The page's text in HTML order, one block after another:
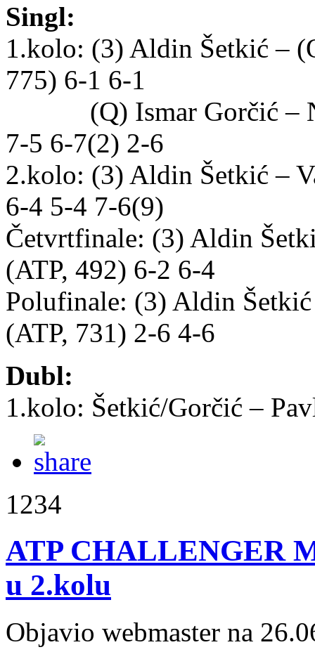
Singl:
1.kolo: (3) Aldin Šetkić –
775) 6-1 6-1
(Q) Ismar Gorčić –
7-5 6-7(2) 2-6
2.kolo: (3) Aldin Šetkić –
6-4 5-4 7-6(9)
Četvrtfinale: (3) Aldin
(ATP, 492) 6-2 6-4
Polufinale: (3) Aldin
(ATP, 731) 2-6 4-6
Dubl:
1.kolo: Šetkić/Gorčić –
1234
ATP CHALLENGER
u 2.kolu
Objavio webmaster na